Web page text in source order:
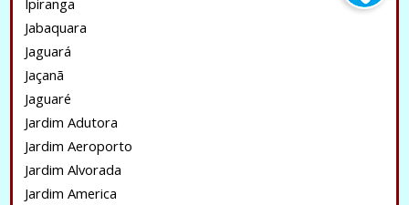
Ipiranga
Jabaquara
Jaguará
Jaçanã
Jaguaré
Jardim Adutora
Jardim Aeroporto
Jardim Alvorada
Jardim America